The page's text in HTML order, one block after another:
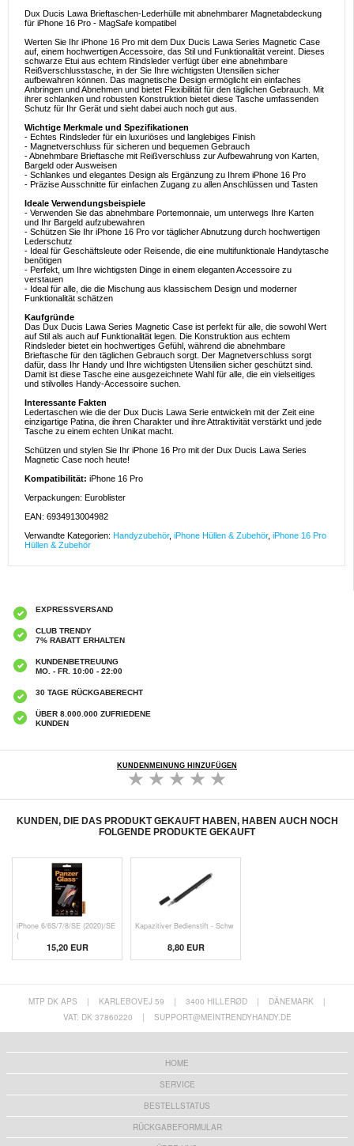
Dux Ducis Lawa Brieftaschen-Lederhülle mit abnehmbarer Magnetabdeckung
für iPhone 16 Pro - MagSafe kompatibel
Werten Sie Ihr iPhone 16 Pro mit dem Dux Ducis Lawa Series Magnetic Case
auf, einem hochwertigen Accessoire, das Stil und Funktionalität vereint. Dieses
schwarze Etui aus echtem Rindsleder verfügt über eine abnehmbare
Reißverschlusstasche, in der Sie Ihre wichtigsten Utensilien sicher
aufbewahren können. Das magnetische Design ermöglicht ein einfaches
Anbringen und Abnehmen und bietet Flexibilität für den täglichen Gebrauch. Mit
ihrer schlanken und robusten Konstruktion bietet diese Tasche umfassenden
Schutz für Ihr Gerät und sieht dabei auch noch gut aus.
Wichtige Merkmale und Spezifikationen
- Echtes Rindsleder für ein luxuriöses und langlebiges Finish
- Magnetverschluss für sicheren und bequemen Gebrauch
- Abnehmbare Brieftasche mit Reißverschluss zur Aufbewahrung von Karten,
Bargeld oder Ausweisen
- Schlankes und elegantes Design als Ergänzung zu Ihrem iPhone 16 Pro
- Präzise Ausschnitte für einfachen Zugang zu allen Anschlüssen und Tasten
Ideale Verwendungsbeispiele
- Verwenden Sie das abnehmbare Portemonnaie, um unterwegs Ihre Karten
und Ihr Bargeld aufzubewahren
- Schützen Sie Ihr iPhone 16 Pro vor täglicher Abnutzung durch hochwertigen
Lederschutz
- Ideal für Geschäftsleute oder Reisende, die eine multifunktionale Handytasche
benötigen
- Perfekt, um Ihre wichtigsten Dinge in einem eleganten Accessoire zu
verstauen
- Ideal für alle, die die Mischung aus klassischem Design und moderner
Funktionalität schätzen
Kaufgründe
Das Dux Ducis Lawa Series Magnetic Case ist perfekt für alle, die sowohl Wert
auf Stil als auch auf Funktionalität legen. Die Konstruktion aus echtem
Rindsleder bietet ein hochwertiges Gefühl, während die abnehmbare
Brieftasche für den täglichen Gebrauch sorgt. Der Magnetverschluss sorgt
dafür, dass Ihr Handy und Ihre wichtigsten Utensilien sicher geschützt sind.
Damit ist diese Tasche eine ausgezeichnete Wahl für alle, die ein vielseitiges
und stilvolles Handy-Accessoire suchen.
Interessante Fakten
Ledertaschen wie die der Dux Ducis Lawa Serie entwickeln mit der Zeit eine
einzigartige Patina, die ihren Charakter und ihre Attraktivität verstärkt und jede
Tasche zu einem echten Unikat macht.
Schützen und stylen Sie Ihr iPhone 16 Pro mit der Dux Ducis Lawa Series
Magnetic Case noch heute!
Kompatibilität: iPhone 16 Pro
Verpackungen: Euroblister
EAN: 6934913004982
Verwandte Kategorien: Handyzubehör, iPhone Hüllen & Zubehör, iPhone 16 Pro
Hüllen & Zubehör
EXPRESSVERSAND
CLUB TRENDY
7% RABATT ERHALTEN
KUNDENBETREUUNG
MO. - FR. 10:00 - 22:00
30 TAGE RÜCKGABERECHT
ÜBER 8.000.000 ZUFRIEDENE
KUNDEN
KUNDENMEINUNG HINZUFÜGEN
KUNDEN, DIE DAS PRODUKT GEKAUFT HABEN, HABEN AUCH NOCH
FOLGENDE PRODUKTE GEKAUFT
iPhone 6/6S/7/8/SE (2020)/SE
(
15,20 EUR
Kapazitiver Bedienstift - Schw
8,80 EUR
MTP DK APS | KARLEBOVEJ 59 | 3400 HILLERØD | DÄNEMARK
|
VAT: DK 37860220
| SUPPORT@MEINTRENDYHANDY.DE
HOME
SERVICE
BESTELLSTATUS
RÜCKGABEFORMULAR